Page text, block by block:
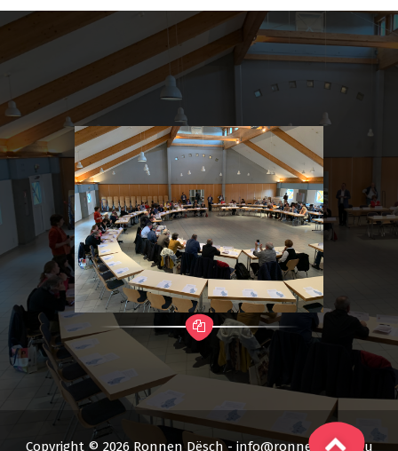
Copyright © 2026 Ronnen Dësch - info@ronnendesch.lu